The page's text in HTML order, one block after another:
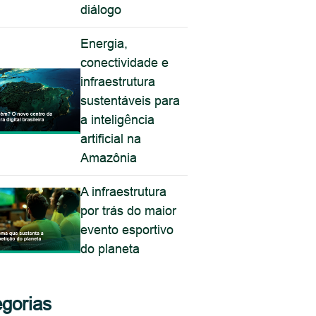
diálogo
Energia,
conectividade e
infraestrutura
sustentáveis para
a inteligência
artificial na
Amazônia
A infraestrutura
por trás do maior
evento esportivo
do planeta